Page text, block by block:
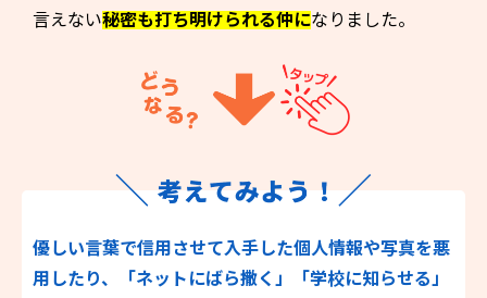
言えない秘密も打ち明けられる仲になりました。
優しい言葉で信用させて入手した個人情報や写真を悪
用したり、「ネットにばら撒く」「学校に知らせる」